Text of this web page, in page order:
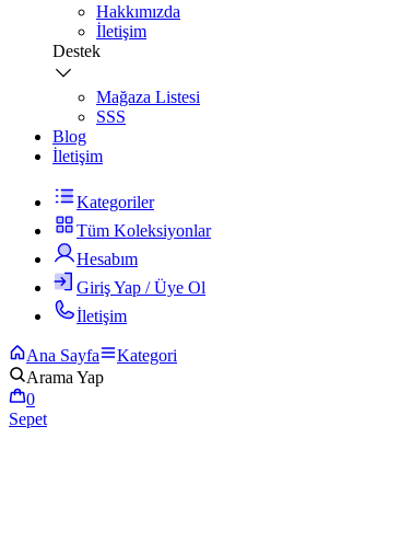
Hakkımızda
İletişim
Destek
Mağaza Listesi
SSS
Blog
İletişim
Kategoriler
Tüm Koleksiyonlar
Hesabım
Giriş Yap / Üye Ol
İletişim
Ana Sayfa
Kategori
Arama Yap
0
Sepet